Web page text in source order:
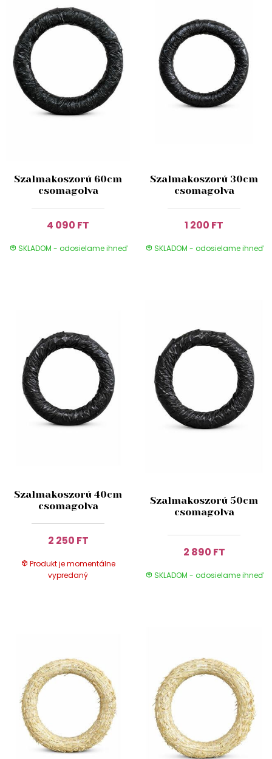
Szalmakoszorú 60cm
csomagolva
4 090 FT
SKLADOM - odosielame ihneď
Szalmakoszorú 30cm
csomagolva
1 200 FT
SKLADOM - odosielame ihneď
Szalmakoszorú 40cm
csomagolva
2 250 FT
Produkt je momentálne
vypredaný
Szalmakoszorú 50cm
csomagolva
2 890 FT
SKLADOM - odosielame ihneď